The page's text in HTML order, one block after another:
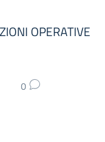
OPERATIVE
0